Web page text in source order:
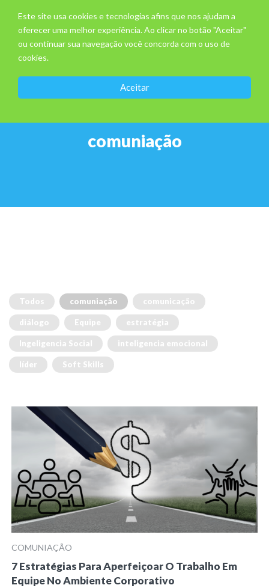
Este site usa cookies e tecnologias afins que nos ajudam a
oferecer uma melhor experiência. Ao clicar no botão "Aceitar"
ou continuar sua navegação você concorda com o uso de
cookies.
Aceitar
comuniação
Todos comuniação comunicação
diálogo Equipe estratégia
Ingeligencia Social inteligencia emocional
líder Soft Skills
COMUNIAÇÃO
7 Estratégias Para Aperfeiçoar O Trabalho Em
Equipe No Ambiente Corporativo